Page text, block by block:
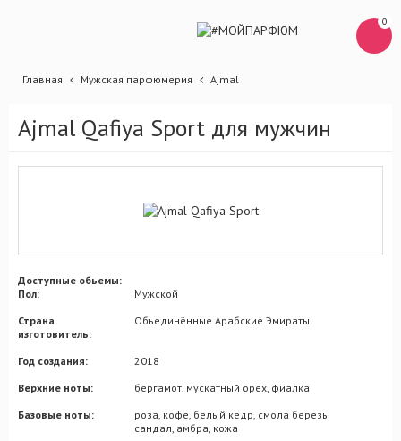
0
Главная Мужская парфюмерия Ajmal
Ajmal Qafiya Sport для мужчин
Доступные обьемы:
Пол:
Мужской
Страна
изготовитель:
Объединённые Арабские Эмираты
Год создания:
2018
Верхние ноты:
бергамот, мускатный орех, фиалка
Базовые ноты:
роза, кофе, белый кедр, смола березы
сандал, амбра, кожа